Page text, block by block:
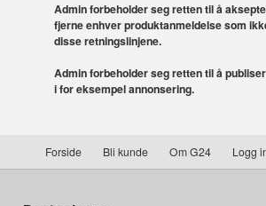
Admin forbeholder seg retten til å
fjerne enhver produktanmeldelse som
disse retningslinjene.
Admin forbeholder seg retten til å
i for eksempel annonsering.
Forside Bli kunde Om G24 Logg